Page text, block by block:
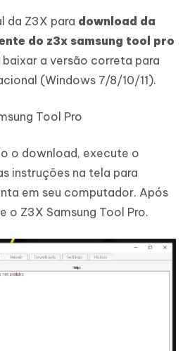
da Z3X para download da
do z3x samsung tool pro
a versão correta para
(Windows 7/8/10/11).
Tool Pro
o download, execute o
instruções na tela para
em seu computador. Após
o Z3X Samsung Tool Pro.